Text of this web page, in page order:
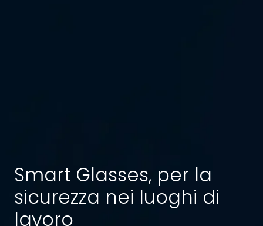
Smart Glasses, per la
sicurezza nei luoghi di
lavoro